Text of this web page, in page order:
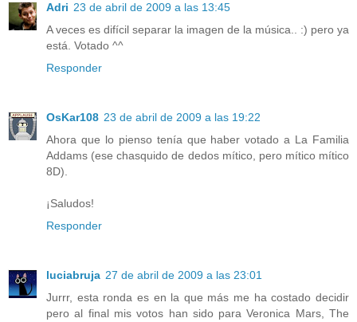
Adri 23 de abril de 2009 a las 13:45
A veces es difícil separar la imagen de la música.. :) pero ya
está. Votado ^^
Responder
OsKar108 23 de abril de 2009 a las 19:22
Ahora que lo pienso tenía que haber votado a La Familia
Addams (ese chasquido de dedos mítico, pero mítico mítico
8D).
¡Saludos!
Responder
luciabruja 27 de abril de 2009 a las 23:01
Jurrr, esta ronda es en la que más me ha costado decidir
pero al final mis votos han sido para Veronica Mars, The